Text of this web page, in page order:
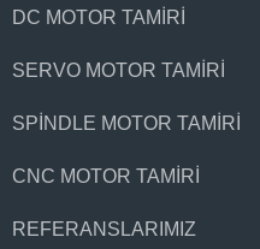
DC MOTOR TAMIRI
SERVO MOTOR TAMIRI
SPINDLE MOTOR TAMIRI
CNC MOTOR TAMIRI
REFERANSLARIMIZ